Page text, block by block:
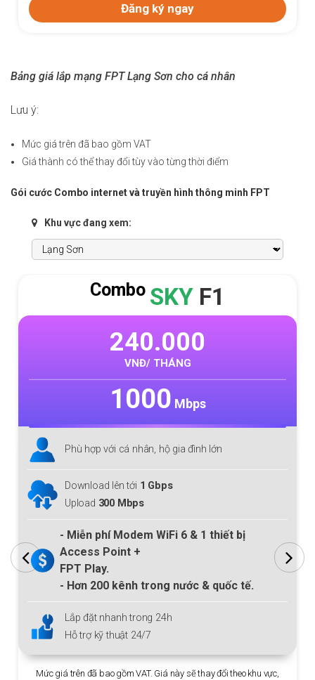
Đăng ký ngay
Bảng giá lắp mạng FPT Lạng Sơn cho cá nhân
Lưu ý:
Mức giá trên đã bao gồm VAT
Giá thành có thể thay đổi tùy vào từng thời điểm
Gói cước Combo internet và truyền hình thông minh FPT
Khu vực đang xem:
Combo SKY F1
240.000
VNĐ/ THÁNG
1000 Mbps
Phù hợp với cá nhân, hộ gia đình lớn
Download lên tới 1 Gbps
Upload 300 Mbps
- Miễn phí Modem WiFi 6 & 1 thiết bị
Access Point +
FPT Play.
- Hơn 200 kênh trong nước & quốc tế.
Lắp đặt nhanh trong 24h
Hỗ trợ kỹ thuật 24/7
Mức giá trên đã bao gồm VAT. Giá này sẽ thay đổi theo khu vực,